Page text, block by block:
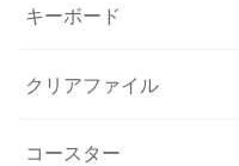
キーボード
クリアファイル
コースター